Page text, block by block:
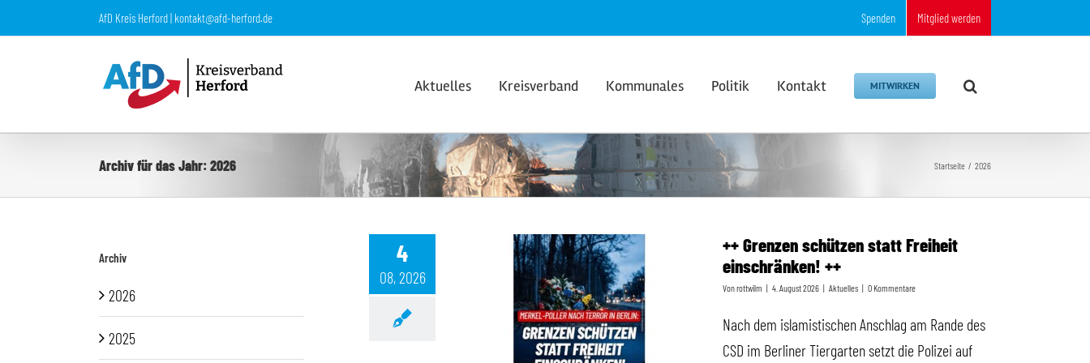
Inhalt
AfD Kreis Herford | kontakt@afd-herford.de Spenden Mitglied werden
Aktuelles Kreisverband Kommunales Politik Kontakt MITWIRKEN
Archiv für das Jahr:2026 Startseite 2026
4
08, 2026
++ Grenzen schützen statt Freiheit
einschränken! ++
Vonrottwilm | 4. August 2026 | Aktuelles | 0 Kommentare
Nach dem islamistischen Anschlag am Rande des
CSD im Berliner Tiergarten setzt die Polizei auf
Archiv
2026
2025